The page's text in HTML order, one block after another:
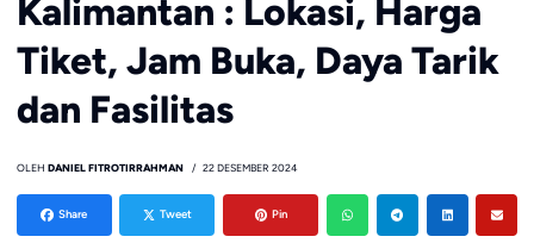
Kalimantan : Lokasi, Harga
Tiket, Jam Buka, Daya Tarik
dan Fasilitas
OLEH DANIEL FITROTIRRAHMAN 22 DESEMBER 2024
Share Tweet Pin